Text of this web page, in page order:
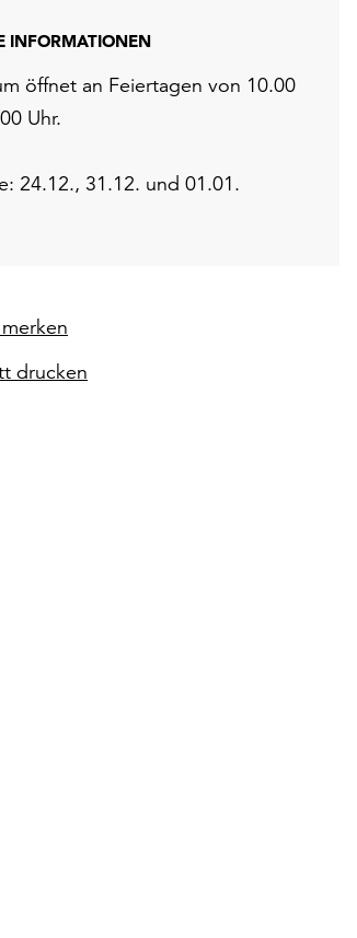
INFORMATIONEN
öffnet an Feiertagen von 10.00
Uhr.
24.12., 31.12. und 01.01.
Angebot merken
drucken